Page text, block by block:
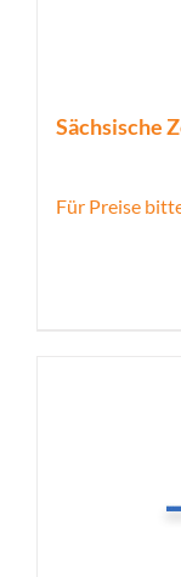
Sächsische
Für Preise